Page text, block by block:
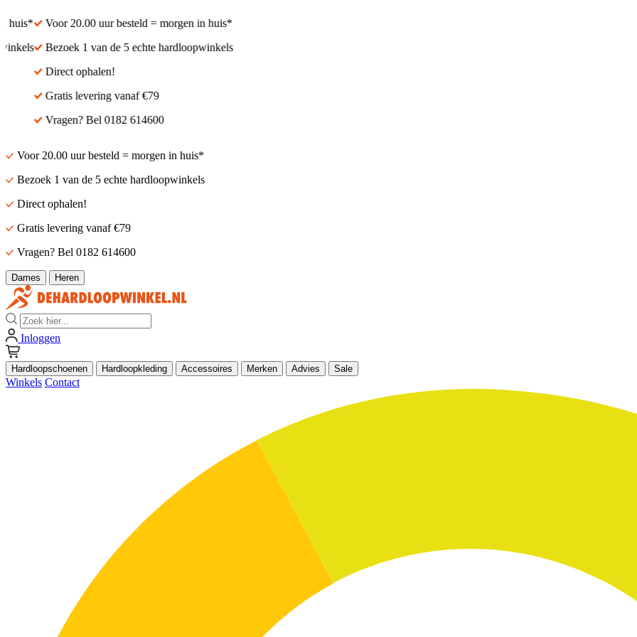
huis*
Voor 20.00 uur besteld = morgen in huis*
Bezoek 1 van de 5 echte hardloopwinkels
Direct ophalen!
Gratis levering vanaf €79
Vragen? Bel 0182 614600
Voor 20.00 uur besteld = morgen in huis*
Bezoek 1 van de 5 echte hardloopwinkels
Direct ophalen!
Gratis levering vanaf €79
Vragen? Bel 0182 614600
Dames Heren
Zoek
Inloggen
Hardloopschoenen Hardloopkleding Accessoires Merken Advies Sale
Winkels Contact